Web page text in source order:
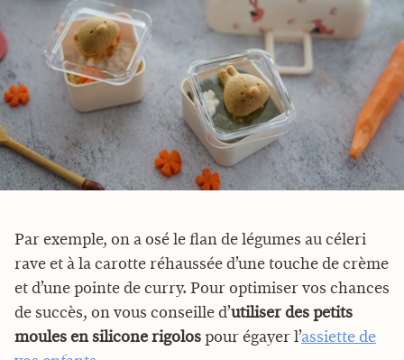
Par exemple, on a osé le flan de légumes au céleri
rave et à la carotte réhaussée d’une touche de crème
et d’une pointe de curry. Pour optimiser vos chances
de succès, on vous conseille d’utiliser des petits
moules en silicone rigolos pour égayer l’assiette de